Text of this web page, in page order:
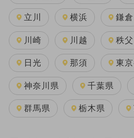
立川 横浜 鎌倉
川崎 川越 秩
日光 那須 東
神奈川県 千葉県
群馬県 栃木県